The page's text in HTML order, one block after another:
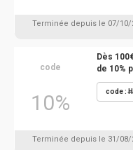
Terminée depuis le 07/10/
code
10%
Dès
de 10%
code :
Terminée depuis le 31/08/